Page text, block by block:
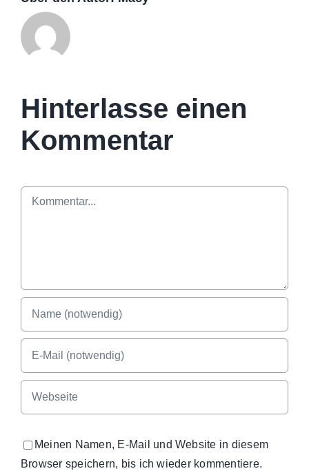
Hinterlasse einen
Kommentar
Kommentar
Meinen Namen, E-Mail und Website in diesem
Browser speichern, bis ich wieder kommentiere.